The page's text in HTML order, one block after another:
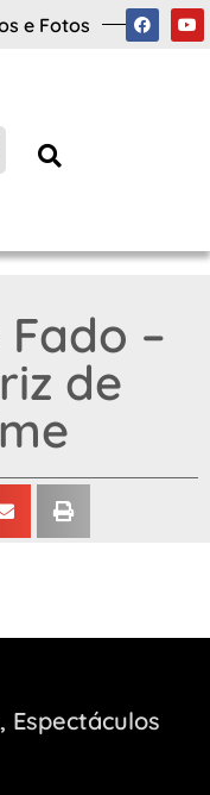
e Fotos
–
de
Espectáculos